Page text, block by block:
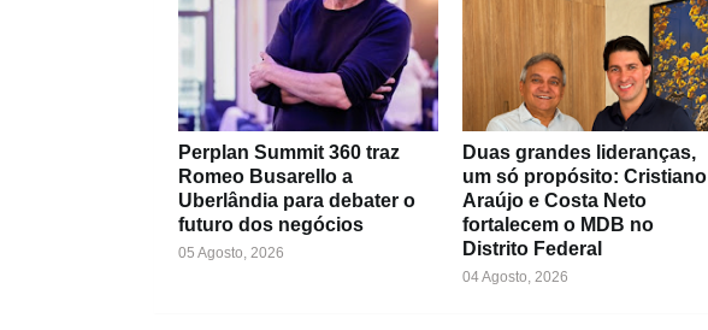
Perplan Summit 360 traz
Romeo Busarello a
Uberlândia para debater o
futuro dos negócios
05 Agosto, 2026
Duas grandes lideranças,
um só propósito: Cristiano
Araújo e Costa Neto
fortalecem o MDB no
Distrito Federal
04 Agosto, 2026